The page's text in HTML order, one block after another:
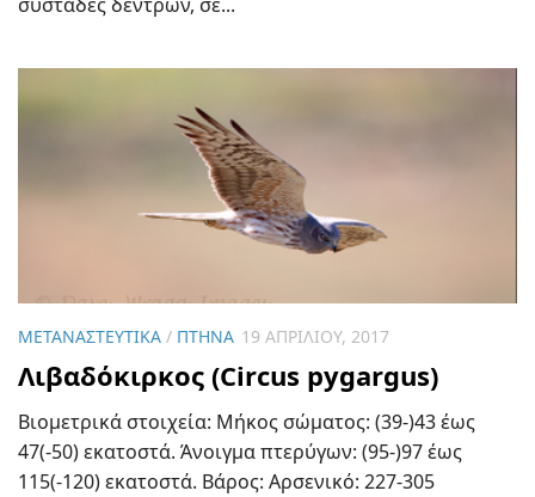
ΜΕΤΑΝΑΣΤΕΥΤΙΚΆ / ΠΤΗΝΆ 19 ΑΠΡΙΛΊΟΥ, 2017
Λιβαδόκιρκος (Circus pygargus)
Βιομετρικά στοιχεία: Μήκος σώματος: (39-)43 έως
47(-50) εκατοστά. Άνοιγμα πτερύγων: (95-)97 έως
115(-120) εκατοστά. Βάρος: Αρσενικό: 227-305